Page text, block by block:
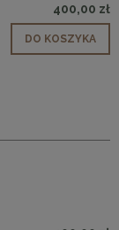
400,00 zł
DO KOSZYKA